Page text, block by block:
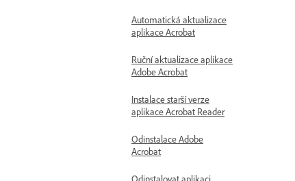
Automatická aktualizace
aplikace Acrobat
Ruční aktualizace aplikace
Adobe Acrobat
Instalace starší verze
aplikace Acrobat Reader
Odinstalace Adobe
Acrobat
Odinstalovat aplikaci